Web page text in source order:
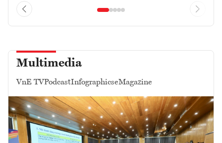
Multimedia
VnE TVPodcastInfographicseMagazine